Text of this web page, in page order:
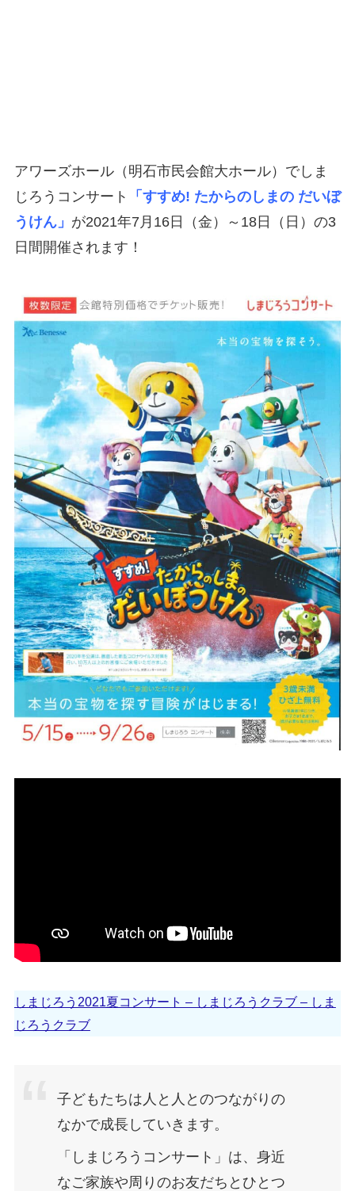
アワーズホール（明石市民会館大ホール）でしま
じろうコンサート
「すすめ! たからのしまの だいぼ
うけん」 が2021年7月16日（金）～18日（日）の3
日間開催されます！
しまじろう2021夏コンサート – しまじろうクラブ – しま
じろうクラブ
子どもたちは人と人とのつながりの
なかで成長していきます。
「しまじろうコンサート」は、身近
なご家族や周りのお友だちとひとつ